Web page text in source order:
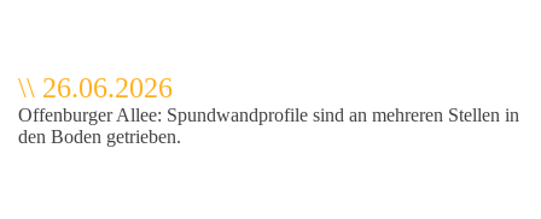
\\ 26.06.2026
Offenburger Allee: Spundwandprofile sind an mehreren Stellen in
den Boden getrieben.